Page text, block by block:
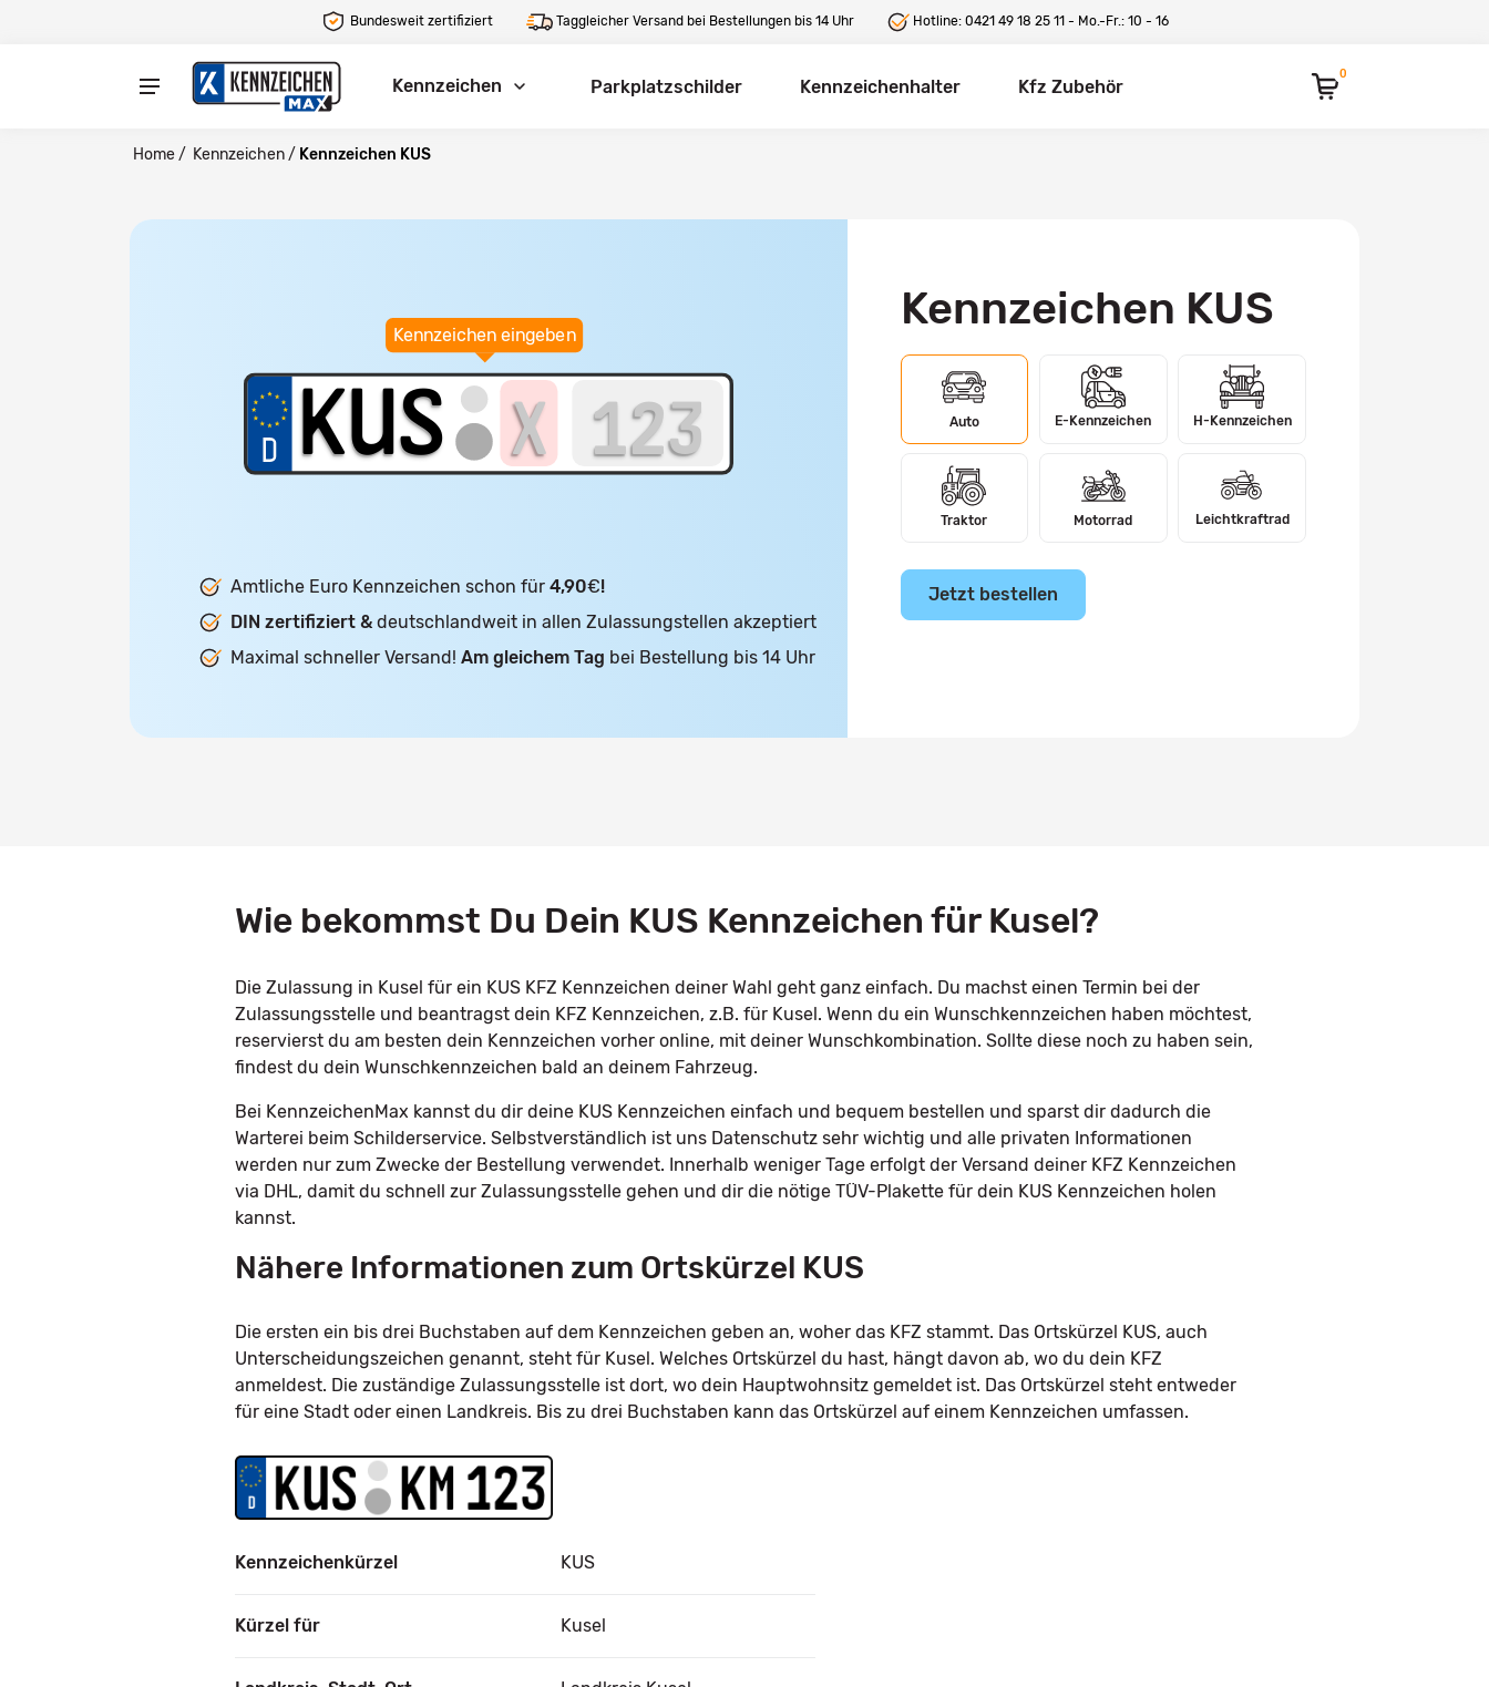
Bundesweit zertifiziert Taggleicher Versand bei Bestellungen bis 14 Uhr Hotline: 0421 49 18 25 11 - Mo.-Fr.: 10 - 16
Kennzeichen Parkplatzschilder Kennzeichenhalter Kfz Zubehör
0
Home/ Kennzeichen/ Kennzeichen KUS
Kennzeichen eingeben
Amtliche Euro Kennzeichen schon für 4,90€!
DIN zertifiziert & deutschlandweit in allen Zulassungstellen akzeptiert
Maximal schneller Versand! Am gleichem Tag bei Bestellung bis 14 Uhr
Kennzeichen KUS
Auto E-Kennzeichen H-Kennzeichen
Traktor Motorrad Leichtkraftrad
Jetzt bestellen
Wie bekommst Du Dein KUS Kennzeichen für Kusel?
Die Zulassung in Kusel für ein KUS KFZ Kennzeichen deiner Wahl geht ganz einfach. Du machst einen Termin bei der
Zulassungsstelle und beantragst dein KFZ Kennzeichen, z.B. für Kusel. Wenn du ein Wunschkennzeichen haben möchtest,
reservierst du am besten dein Kennzeichen vorher online, mit deiner Wunschkombination. Sollte diese noch zu haben sein,
findest du dein Wunschkennzeichen bald an deinem Fahrzeug.
Bei KennzeichenMax kannst du dir deine KUS Kennzeichen einfach und bequem bestellen und sparst dir dadurch die
Warterei beim Schilderservice. Selbstverständlich ist uns Datenschutz sehr wichtig und alle privaten Informationen
werden nur zum Zwecke der Bestellung verwendet. Innerhalb weniger Tage erfolgt der Versand deiner KFZ Kennzeichen
via DHL, damit du schnell zur Zulassungsstelle gehen und dir die nötige TÜV-Plakette für dein KUS Kennzeichen holen
kannst.
Nähere Informationen zum Ortskürzel KUS
Die ersten ein bis drei Buchstaben auf dem Kennzeichen geben an, woher das KFZ stammt. Das Ortskürzel KUS, auch
Unterscheidungszeichen genannt, steht für Kusel. Welches Ortskürzel du hast, hängt davon ab, wo du dein KFZ
anmeldest. Die zuständige Zulassungsstelle ist dort, wo dein Hauptwohnsitz gemeldet ist. Das Ortskürzel steht entweder
für eine Stadt oder einen Landkreis. Bis zu drei Buchstaben kann das Ortskürzel auf einem Kennzeichen umfassen.
Kennzeichenkürzel KUS
Kürzel für Kusel